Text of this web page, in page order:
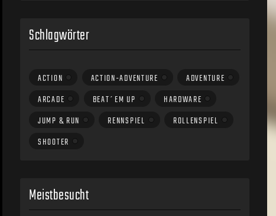
Schlagwörter
ACTION ACTION-ADVENTURE
ADVENTURE
ARCADE
BEAT´EM UP
HARDWARE
JUMP & RUN
RENNSPIEL
ROLLENSPIEL
SHOOTER
Meistbesucht